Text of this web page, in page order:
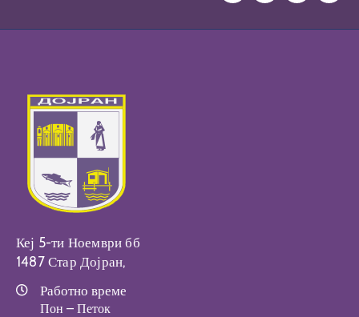
Кеј 5-ти Ноември бб
1487 Стар Дојран,
Работно време
Пон – Петок